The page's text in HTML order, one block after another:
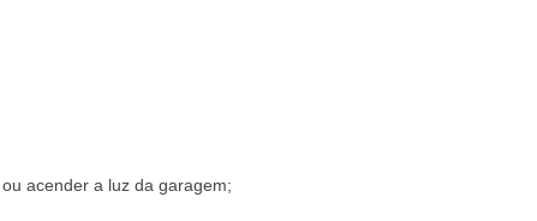
acender a luz da garagem;